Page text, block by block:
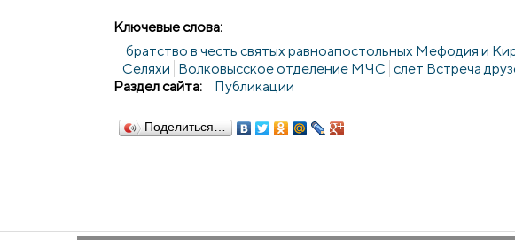
Ключевые слова:
братство в честь святых равноапостольных Мефодия и
Селяхи Волковысское отделение МЧС слет Встреча
Раздел сайта:
Публикации
Поделиться…